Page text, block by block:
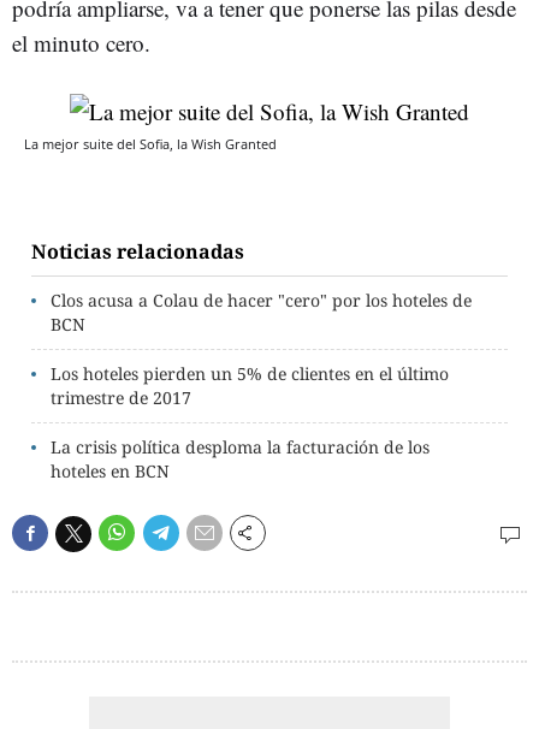
podría ampliarse, va a tener que ponerse las pilas desde
el minuto cero.
La mejor suite del Sofia, la Wish Granted
Noticias relacionadas
Clos acusa a Colau de hacer "cero" por los hoteles de
BCN
Los hoteles pierden un 5% de clientes en el último
trimestre de 2017
La crisis política desploma la facturación de los
hoteles en BCN